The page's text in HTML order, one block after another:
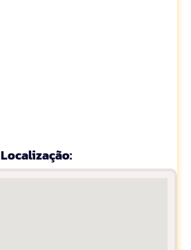
Localização: